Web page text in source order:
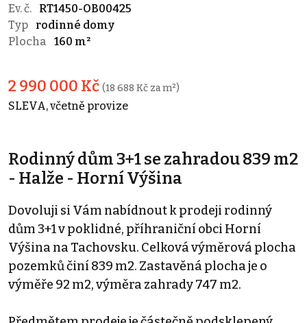
Ev. č.
RT1450-OB00425
Typ
rodinné domy
Plocha
160 m²
2 990 000 Kč (18 688 Kč za m²)
SLEVA, včetně provize
Rodinný dům 3+1 se zahradou 839 m2
- Halže - Horní Výšina
Dovoluji si Vám nabídnout k prodeji rodinný
dům 3+1 v poklidné, příhraniční obci Horní
Výšina na Tachovsku. Celková výměrová plocha
pozemků činí 839 m2. Zastavěná plocha je o
výměře 92 m2, výměra zahrady 747 m2.